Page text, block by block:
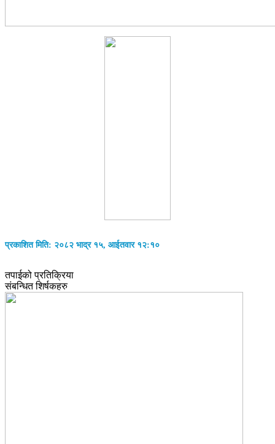
प्रकाशित मिति: २०८२ भाद्र १५, आईतवार १२:१०
तपाईको प्रतिक्रिया
संबन्धित शिर्षकहरु